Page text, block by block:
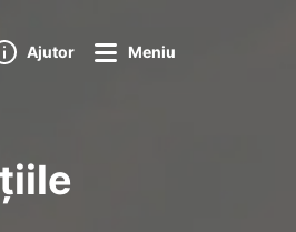
Ajutor Meniu